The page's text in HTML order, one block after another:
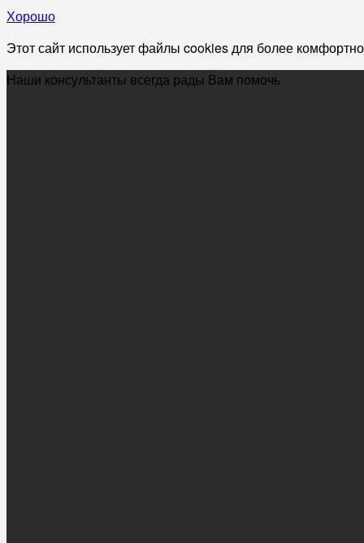
Хорошо
Этот сайт использует файлы cookies для более
Наши консультанты всегда рады Вам помочь